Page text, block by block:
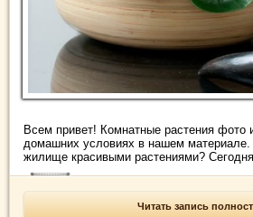
Всем привет! Комнатные растения фото
домашних условиях в нашем материале.
жилище красивыми растениями? Сегодня
Читать запись